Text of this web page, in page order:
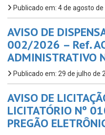
Publicado em: 4 de agosto de
AVISO DE
002/2026 – Ref.
Publicado em: 29 de julho de
AVISO DE
LICITATÓRIO Nº
PREGÃO